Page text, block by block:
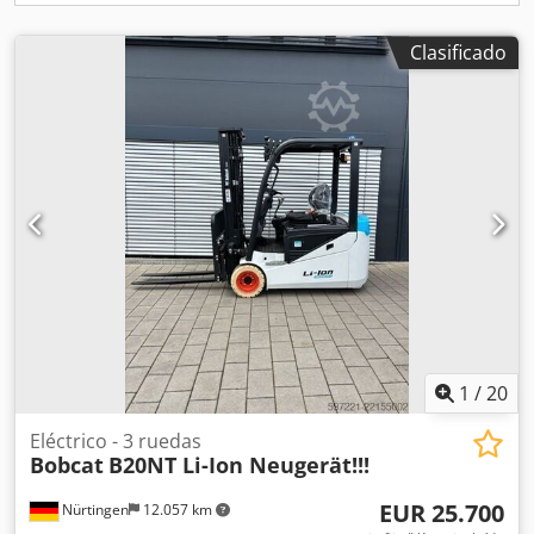
Clasificado
1 /20
Nürtingen 12.057 km
Eléctrico - 3 ruedas
Bobcat B20NT Li-Ion Neugerät!!!
EUR 25.700